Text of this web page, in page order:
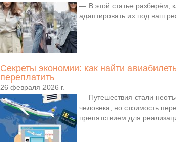
— В этой статье разберём,
адаптировать их под ваш
Секреты экономии: как найти
переплатить
26 февраля 2026 г.
— Путешествия стали
человека, но стоимость
препятствием для